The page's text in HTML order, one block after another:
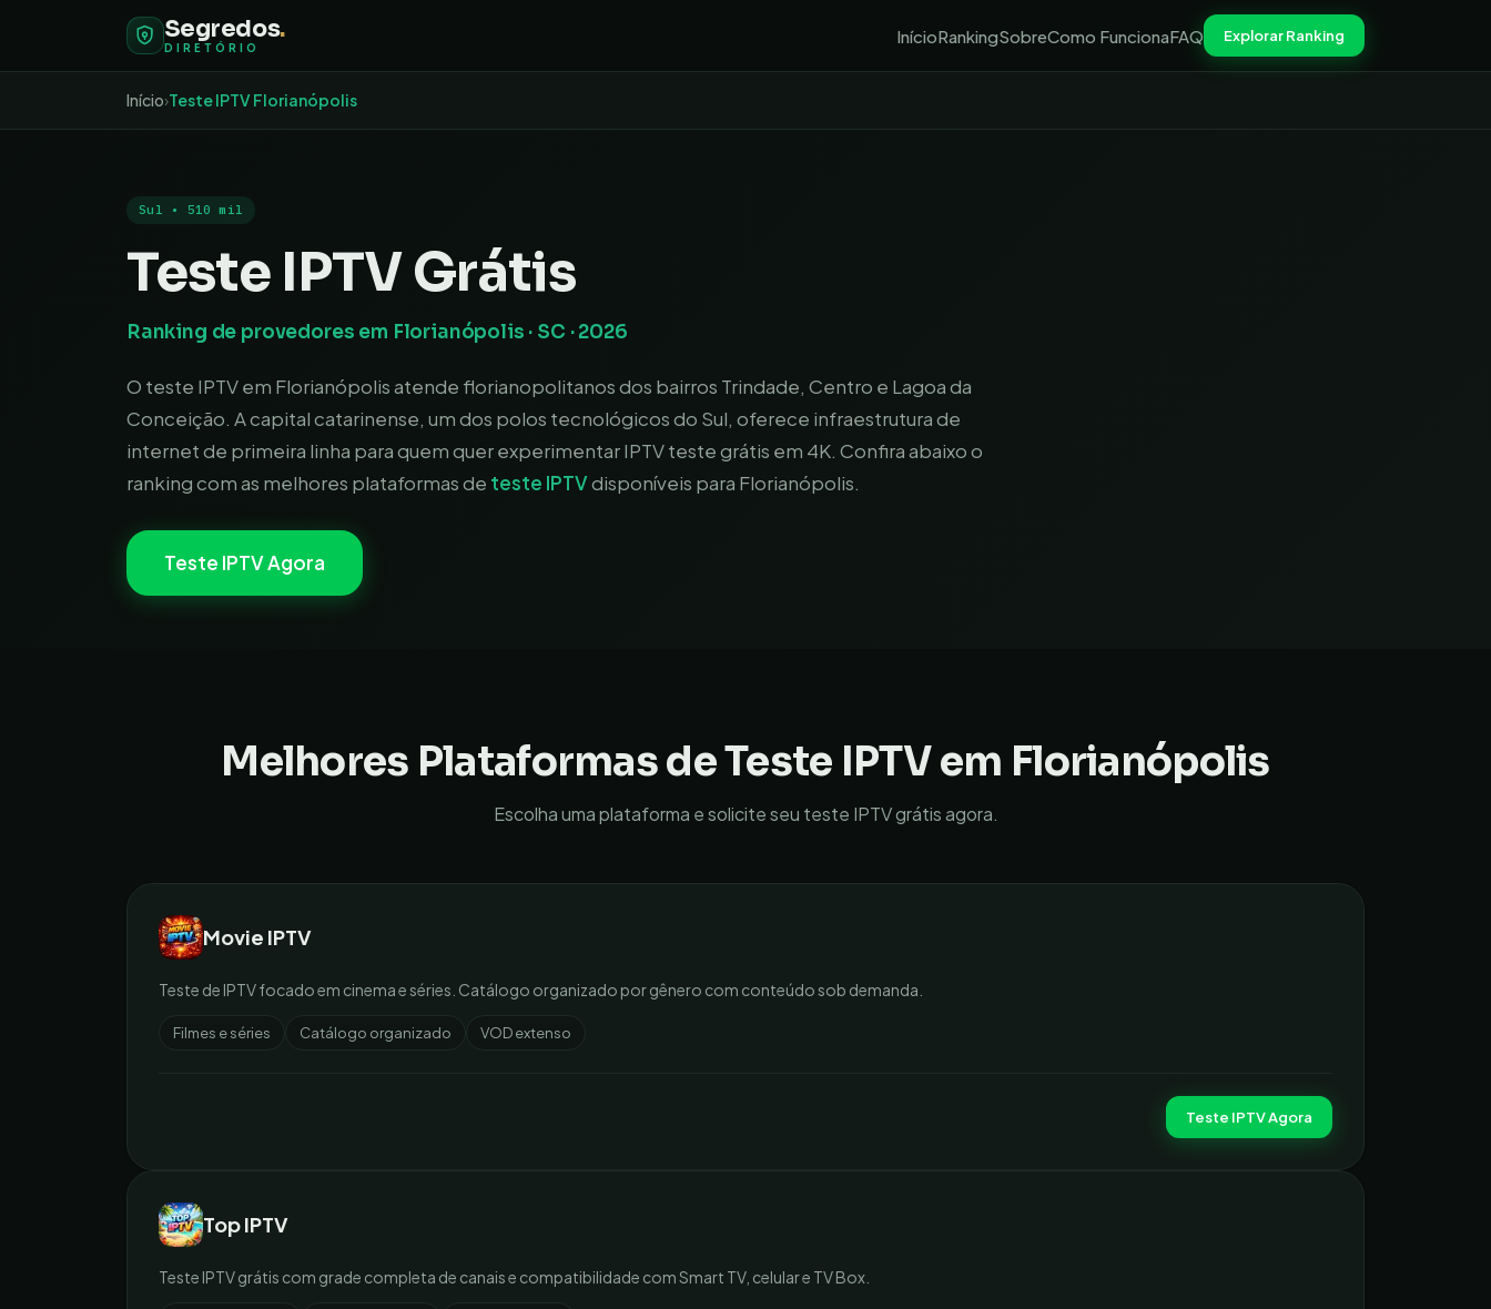
Segredos.
DIRETÓRIO
InícioRankingSobreComo FuncionaFAQ Explorar Ranking
Início›Teste IPTVFlorianópolis
Sul • 510 mil
Teste IPTV Grátis
Ranking de provedores em Florianópolis · SC · 2026
O teste IPTV em Florianópolis atende florianopolitanos dos bairros Trindade, Centro e Lagoa da
Conceição. A capital catarinense, um dos polos tecnológicos do Sul, oferece infraestrutura de
internet de primeira linha para quem quer experimentar IPTV teste grátis em 4K. Confira abaixo o
ranking com as melhores plataformas de teste IPTVdisponíveis para Florianópolis.
Teste IPTV Agora
Melhores Plataformas de Teste IPTV em Florianópolis
Escolha uma plataforma e solicite seu teste IPTV grátis agora.
Movie IPTV
Teste de IPTV focado em cinema e séries. Catálogo organizado por gênero com conteúdo sob demanda.
Filmes e séries Catálogo organizado VOD extenso
Teste IPTV Agora
Top IPTV
Teste IPTV grátis com grade completa de canais e compatibilidade com Smart TV, celular e TV Box.